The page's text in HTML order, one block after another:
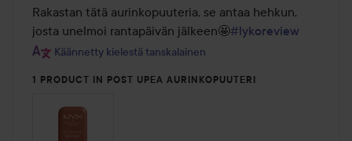
/
5
Rakastan tätä aurinkopuuteria, se antaa hehkun,
josta unelmoi rantapäivän jälkeen🤩#lykoreview
Käännetty kielestä tanskalainen
1 PRODUCT IN POST UPEA AURINKOPUUTERI